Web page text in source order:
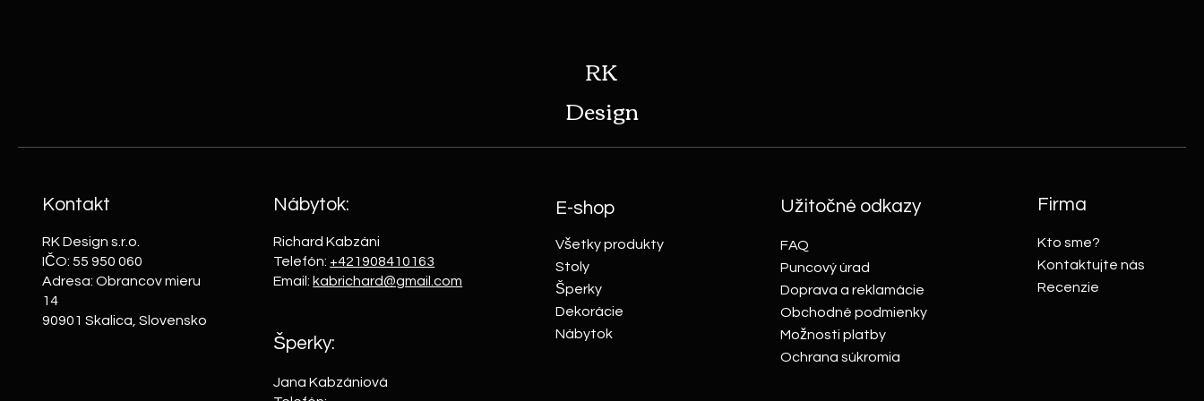
RK
Design
Kontakt
RK Design s.r.o.
IČO: 55 950 060
Adresa: Obrancov mieru
14
90901 Skalica, Slovensko
Nábytok:
Richard Kabzáni
Telefón: +421908410163
Email: kabrichard@gmail.com
Šperky:
Jana Kabzániová
E-shop
Všetky produkty
Stoly
Šperky
Dekorácie
Nábytok
Užitočné odkazy
FAQ
Puncový úrad
Doprava a reklamácie
Obchodné podmienky
Možnosti platby
Ochrana súkromia
Firma
Kto sme?
Kontaktujte nás
Recenzie